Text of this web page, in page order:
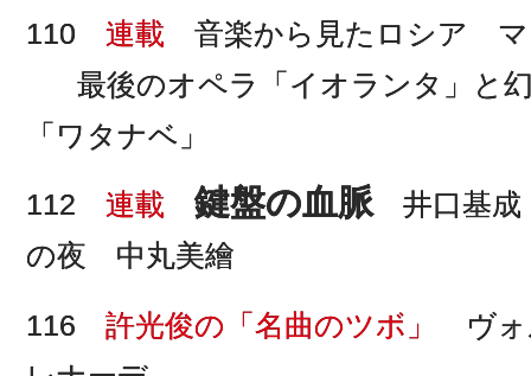
110 連載 音楽から見たロシア マ
最後のオペラ「イオランタ」と
「ワタナベ」
112 連載 鍵盤の血脈 井口基
の夜 中丸美繪
116 許光俊の「名曲のツボ」
ヴォ